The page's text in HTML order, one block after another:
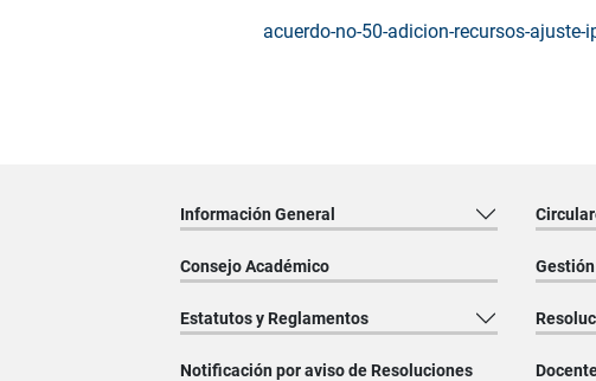
acuerdo-no-50-adicion-recursos-
Información General
Consejo Académico
Estatutos y Reglamentos
Notificación por aviso de Resoluciones